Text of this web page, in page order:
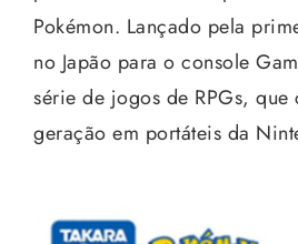
Pokémon. Lançado pela
no Japão para o console
série de jogos de RPGs, que
geração em portáteis da